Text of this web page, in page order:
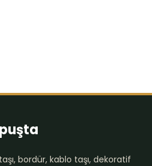
bordür, kablo taşı, dekoratif